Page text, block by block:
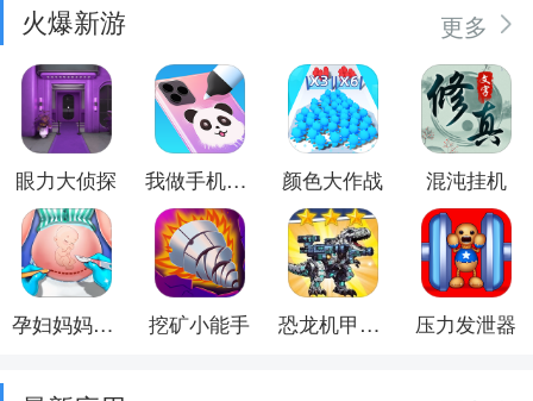
火爆新游 更多
眼力大侦探 我做手机壳特好看 颜色大作战 混沌挂机
孕妇妈妈日记 挖矿小能手 恐龙机甲射手 压力发泄器